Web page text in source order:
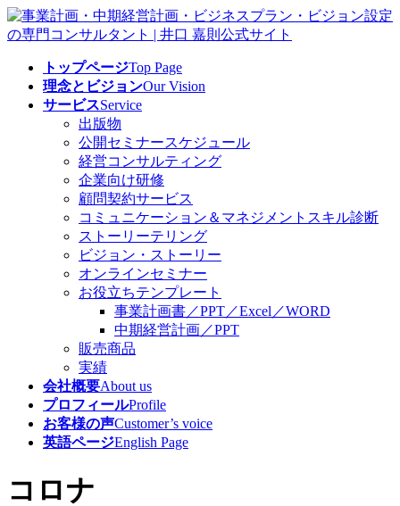
コ
ン
ナ
ビ
トップページTop Page
理念とビジョンOur Vision
サービスService
出版物
公開セミナースケジュール
経営コンサルティング
企業向け研修
顧問契約サービス
コミュニケーション＆マネジメントスキル診断
ストーリーテリング
ビジョン・ストーリー
オンラインセミナー
お役立ちテンプレート
事業計画書／PPT／Excel／WORD
中期経営計画／PPT
販売商品
実績
会社概要About us
プロフィールProfile
お客様の声Customer’s voice
英語ページEnglish Page
コロナ